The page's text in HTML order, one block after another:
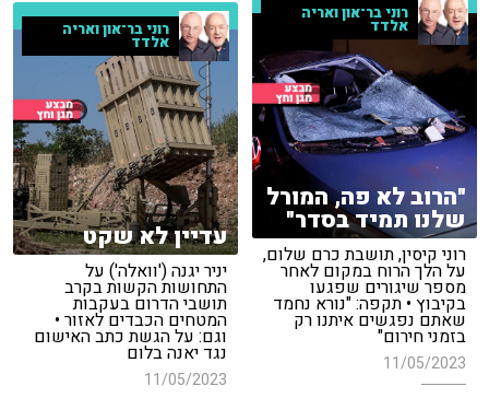
רוני בר־און ואריה
אלדד
"הרוב לא פה, המורל
שלנו תמיד בסדר"
רוני קיסין, תושבת כרם שלום,
על הלך הרוח במקום לאחר
מספר שיגורים שפגעו
בקיבוץ • תקפה: "נורא נחמד
שאתם נפגשים איתנו רק
בזמני חירום"
11/05/2023
רוני בר־און ואריה
אלדד
עדיין לא שקט
יניר יגנה ('וואלה') על
התחושות הקשות בקרב
תושבי הדרום בעקבות
המטחים הכבדים לאזור •
וגם: על הגשת כתב האישום
נגד יאנה בלום
11/05/2023